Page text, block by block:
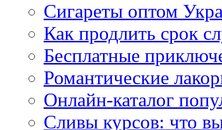
Сигареты оптом
Как продлить срок
Бесплатные
Романтические
Онлайн-каталог
Сливы курсов: что